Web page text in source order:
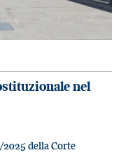
nel
della Corte